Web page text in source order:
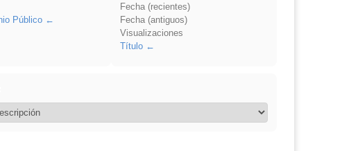
Público
Fecha (recientes)
Fecha (antiguos)
Visualizaciones
Título